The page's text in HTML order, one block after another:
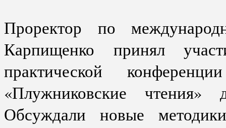
Проректор по
Карпищенко принял
практической
«Плужниковские чтения»
Обсуждали новые